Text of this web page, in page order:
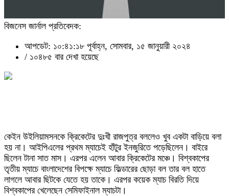
বিজনেস জার্নাল প্রতিবেদক:
আপডেট: ১০:৪১:১৮ পূর্বাহ্ন, সোমবার, ১৫ জানুয়ারী ২০২৪
/ ১০৪৮৫ বার দেখা হয়েছে
কেইন উইলিয়ামসনকে ক্রিকেটের দুঃখী রাজপুত্র বললেও খুব একটা বাড়িয়ে বলা
হয় না। আইপিএলের প্রথম ম্যাচেই হাঁটুর ইনজুরিতে পড়েছিলেন। বাইরে
ছিলেন টানা সাত মাস। এরপর এলেন আবার ক্রিকেটের মঞ্চে। বিশ্বকাপের
তৃতীয় ম্যাচে বাংলাদেশের বিপক্ষে ম্যাচে ফিল্ডারের ছোড়া বল তার বল হাতে
লাগলে আবার ছিটকে যেতে হয় তাকে। এরপর কয়েক ম্যাচ বিরতি দিয়ে
বিশ্বকাপের খেলেছেন সেমিফাইনাল ম্যাচটা।